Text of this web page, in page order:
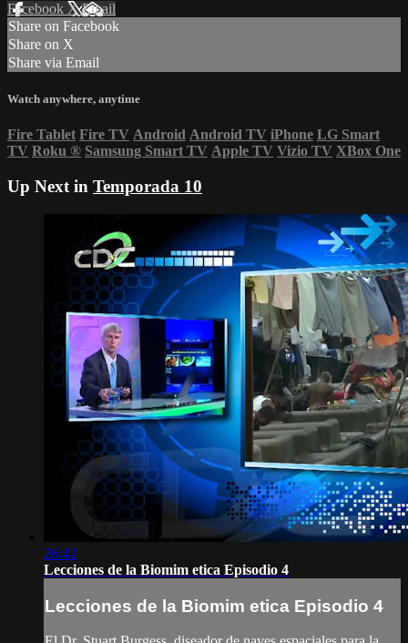
Facebook XEmail
Share on Facebook
Share on X
Share via Email
Watch anywhere, anytime
Fire Tablet Fire TV Android Android TV iPhone LG Smart
TV Roku ® Samsung Smart TV Apple TV Vizio TV XBox One
Up Next in Temporada 10
26:42
Lecciones de la Biomim etica Episodio 4
Lecciones de la Biomim etica Episodio 4